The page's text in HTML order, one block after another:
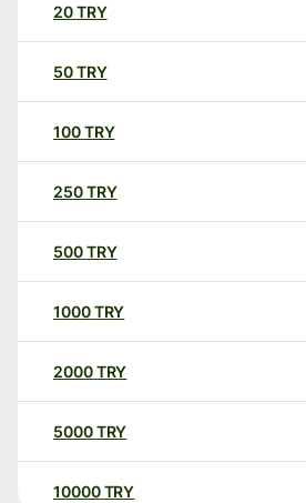
20TRY
50TRY
100TRY
250TRY
500TRY
1000TRY
2000TRY
5000TRY
10000 TRY